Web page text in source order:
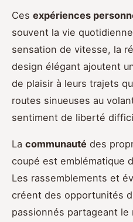
Ces expériences
souvent la vie
sensation de vitesse, la
design élégant ajoutent
de plaisir à leurs trajets
routes sinueuses au
sentiment de liberté
La communauté des
coupé est emblématique
Les rassemblements et
créent des opportunités
passionnés partageant le